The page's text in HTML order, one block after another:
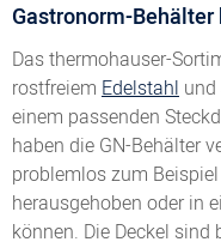
Gastronorm-
Das thermohauser-
rostfreiem Edelstahl
einem passenden
haben die GN-Behälter
problemlos zum
herausgehoben oder in
können. Die Deckel